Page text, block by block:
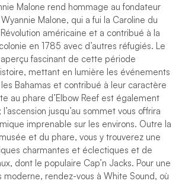
Malone rend hommage au fondateur
Malone, qui a fui la Caroline du
américaine et a contribué à la
en 1785 avec d’autres réfugiés. Le
fascinant de cette période
mettant en lumière les événements
Bahamas et contribué à leur caractère
au phare d’Elbow Reef est également
jusqu’au sommet vous offrira
imprenable sur les environs. Outre la
et du phare, vous y trouverez une
charmantes et éclectiques et de
dont le populaire Cap’n Jacks. Pour une
moderne, rendez-vous à White Sound, où